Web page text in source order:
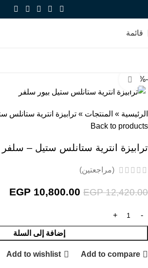
قائمة
-13%
الرئيسية » المنتجات » ترابيزة انترية ستانلس
Back to products
ترابيزة انترية ستانلس ستيل – سلفر
(مراجعتين)
EGP12,420.00
EGP 10,800.00
إضافة إلى السلة
Add to compare
Add to wishlist